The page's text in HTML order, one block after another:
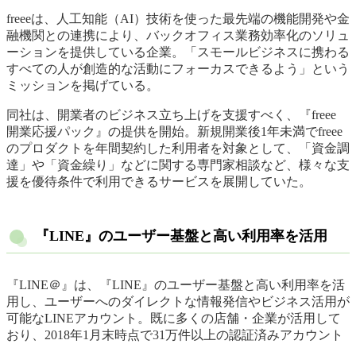
freeeは、人工知能（AI）技術を使った最先端の機能開発や金
融機関との連携により、バックオフィス業務効率化のソリュ
ーションを提供している企業。「スモールビジネスに携わる
すべての人が創造的な活動にフォーカスできるよう」という
ミッションを掲げている。
同社は、開業者のビジネス立ち上げを支援すべく、『freee
開業応援パック』の提供を開始。新規開業後1年未満でfreee
のプロダクトを年間契約した利用者を対象として、「資金調
達」や「資金繰り」などに関する専門家相談など、様々な支
援を優待条件で利用できるサービスを展開していた。
『LINE』のユーザー基盤と高い利用率を活用
『LINE＠』は、『LINE』のユーザー基盤と高い利用率を活
用し、ユーザーへのダイレクトな情報発信やビジネス活用が
可能なLINEアカウント。既に多くの店舗・企業が活用して
おり、2018年1月末時点で31万件以上の認証済みアカウント